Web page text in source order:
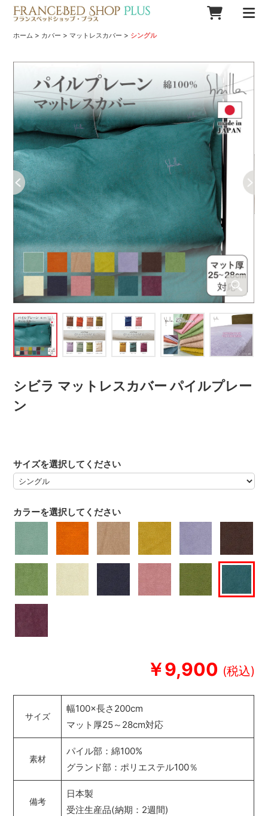
ホーム > カバー > マットレスカバー > シングル
シビラ マットレスカバー パイルプレー
ン
￥9,900
カラーを選択してください
サイズを選択してください
サイズ
幅100×長さ200cm
マット厚25～28cm対応
素材
パイル部：綿100%
グランド部：ポリエステル100％
備考
日本製
受注生産品(納期：2週間)